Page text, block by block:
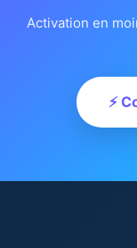
Activation en
⚡